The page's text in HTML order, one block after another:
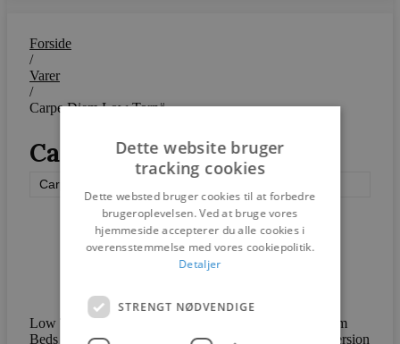
Forside
/
Varer
/
Carpe Diem Low Tornö
Carpe Diem Low Tornö
Carpe Diem Beds
Low Tornö er en polstret sengegavl er en af ​​Carpe Diem
Beds højeste sengegavle, men alligevel en lidt lavere version
Dette website bruger
tracking cookies
Dette websted bruger cookies til at forbedre
brugeroplevelsen. Ved at bruge vores
hjemmeside accepterer du alle cookies i
overensstemmelse med vores cookiepolitik.
Detaljer
STRENGT NØDVENDIGE